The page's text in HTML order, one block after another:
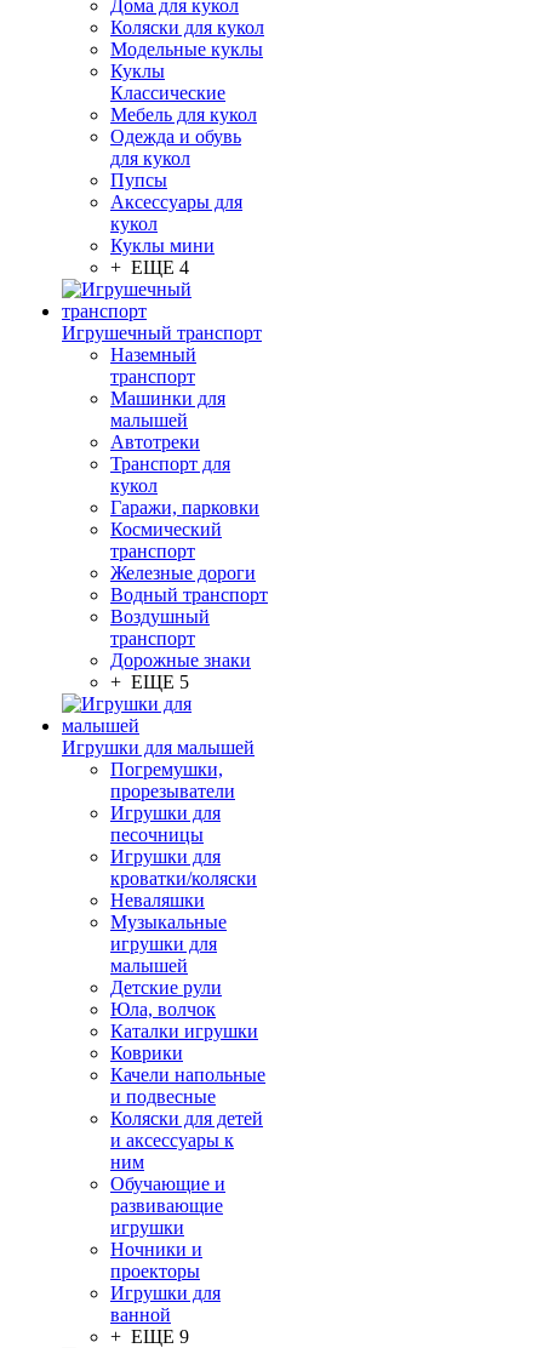
Дома для кукол
Коляски для кукол
Модельные куклы
Куклы
Классические
Мебель для кукол
Одежда и обувь
для кукол
Пупсы
Аксессуары для
кукол
Куклы мини
+ ЕЩЕ 4
Игрушечный транспорт
Наземный
транспорт
Машинки для
малышей
Автотреки
Транспорт для
кукол
Гаражи, парковки
Космический
транспорт
Железные дороги
Водный транспорт
Воздушный
транспорт
Дорожные знаки
+ ЕЩЕ 5
Игрушки для малышей
Погремушки,
прорезыватели
Игрушки для
песочницы
Игрушки для
кроватки/коляски
Неваляшки
Музыкальные
игрушки для
малышей
Детские рули
Юла, волчок
Каталки игрушки
Коврики
Качели напольные
и подвесные
Коляски для детей
и аксессуары к
ним
Обучающие и
развивающие
игрушки
Ночники и
проекторы
Игрушки для
ванной
+ ЕЩЕ 9